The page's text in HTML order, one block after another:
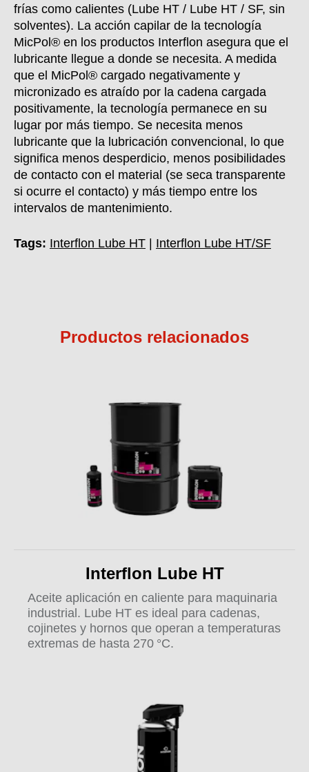
frías como calientes (Lube HT / Lube HT / SF, sin
solventes). La acción capilar de la tecnología
MicPol® en los productos Interflon asegura que el
lubricante llegue a donde se necesita. A medida
que el MicPol® cargado negativamente y
micronizado es atraído por la cadena cargada
positivamente, la tecnología permanece en su
lugar por más tiempo. Se necesita menos
lubricante que la lubricación convencional, lo que
significa menos desperdicio, menos posibilidades
de contacto con el material (se seca transparente
si ocurre el contacto) y más tiempo entre los
intervalos de mantenimiento.
Tags: Interflon Lube HT | Interflon Lube HT/SF
Productos relacionados
Interflon Lube HT
Aceite aplicación en caliente para maquinaria
industrial. Lube HT es ideal para cadenas,
cojinetes y hornos que operan a temperaturas
extremas de hasta 270 °C.